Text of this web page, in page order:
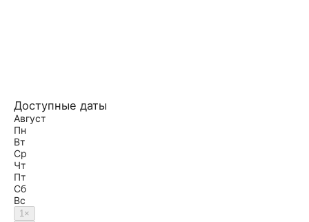
Доступные даты
Август
Пн
Вт
Ср
Чт
Пт
Сб
Вс
1×